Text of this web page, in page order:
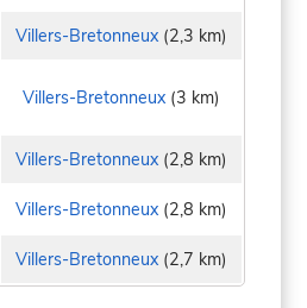
Villers-Bretonneux (2,3 km)
Villers-Bretonneux (3 km)
Villers-Bretonneux (2,8 km)
Villers-Bretonneux (2,8 km)
Villers-Bretonneux (2,7 km)